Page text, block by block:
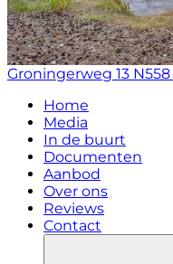
Groningerweg 13 N558
Home
Media
In de buurt
Documenten
Aanbod
Over ons
Reviews
Contact